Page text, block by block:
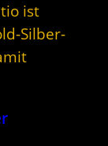
ist
Silber-